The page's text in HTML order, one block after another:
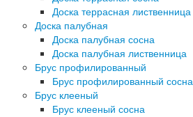
Доска террасная лиственница
Доска палубная
Доска палубная сосна
Доска палубная лиственница
Брус профилированный
Брус профилированный сосна
Брус клееный
Брус клееный сосна